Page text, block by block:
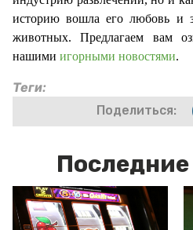
историю вошла его любовь и
животных. Предлагаем вам
нашими игорными новостями.
Теги:
Поделиться: